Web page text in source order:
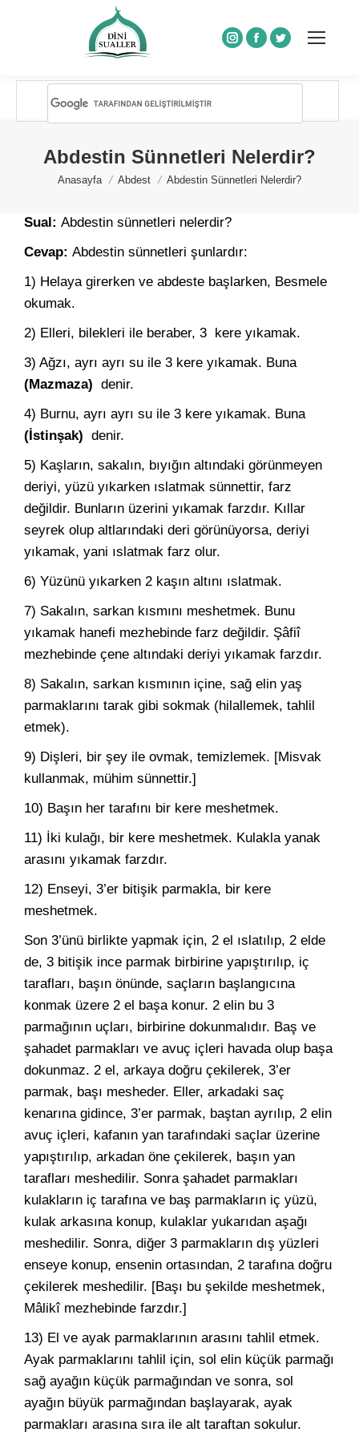
Instagram
Facebook
Twitter
Abdestin Sünnetleri Nelerdir?
You are here:
Anasayfa Abdest Abdestin Sünnetleri Nelerdir?
Sual: Abdestin sünnetleri nelerdir?
Cevap: Abdestin sünnetleri şunlardır:
1) Helaya girerken ve abdeste başlarken, Besmele
okumak.
2) Elleri, bilekleri ile beraber, 3 kere yıkamak.
3) Ağzı, ayrı ayrı su ile 3 kere yıkamak. Buna
(Mazmaza) denir.
4) Burnu, ayrı ayrı su ile 3 kere yıkamak. Buna
(İstinşak) denir.
5) Kaşların, sakalın, bıyığın altındaki görünmeyen
deriyi, yüzü yıkarken ıslatmak sünnettir, farz
değildir. Bunların üzerini yıkamak farzdır. Kıllar
seyrek olup altlarındaki deri görünüyorsa, deriyi
yıkamak, yani ıslatmak farz olur.
6) Yüzünü yıkarken 2 kaşın altını ıslatmak.
7) Sakalın, sarkan kısmını meshetmek. Bunu
yıkamak hanefi mezhebinde farz değildir. Şâfiî
mezhebinde çene altındaki deriyi yıkamak farzdır.
8) Sakalın, sarkan kısmının içine, sağ elin yaş
parmaklarını tarak gibi sokmak (hilallemek, tahlil
etmek).
9) Dişleri, bir şey ile ovmak, temizlemek. [Misvak
kullanmak, mühim sünnettir.]
10) Başın her tarafını bir kere meshetmek.
11) İki kulağı, bir kere meshetmek. Kulakla yanak
arasını yıkamak farzdır.
12) Enseyi, 3’er bitişik parmakla, bir kere
meshetmek.
Son 3’ünü birlikte yapmak için, 2 el ıslatılıp, 2 elde
de, 3 bitişik ince parmak birbirine yapıştırılıp, iç
tarafları, başın önünde, saçların başlangıcına
konmak üzere 2 el başa konur. 2 elin bu 3
parmağının uçları, birbirine dokunmalıdır. Baş ve
şahadet parmakları ve avuç içleri havada olup başa
dokunmaz. 2 el, arkaya doğru çekilerek, 3’er
parmak, başı mesheder. Eller, arkadaki saç
kenarına gidince, 3’er parmak, baştan ayrılıp, 2 elin
avuç içleri, kafanın yan tarafındaki saçlar üzerine
yapıştırılıp, arkadan öne çekilerek, başın yan
tarafları meshedilir. Sonra şahadet parmakları
kulakların iç tarafına ve baş parmakların iç yüzü,
kulak arkasına konup, kulaklar yukarıdan aşağı
meshedilir. Sonra, diğer 3 parmakların dış yüzleri
enseye konup, ensenin ortasından, 2 tarafına doğru
çekilerek meshedilir. [Başı bu şekilde meshetmek,
Mâlikî mezhebinde farzdır.]
13) El ve ayak parmaklarının arasını tahlil etmek.
Ayak parmaklarını tahlil için, sol elin küçük parmağı
sağ ayağın küçük parmağından ve sonra, sol
ayağın büyük parmağından başlayarak, ayak
parmakları arasına sıra ile alt taraftan sokulur.